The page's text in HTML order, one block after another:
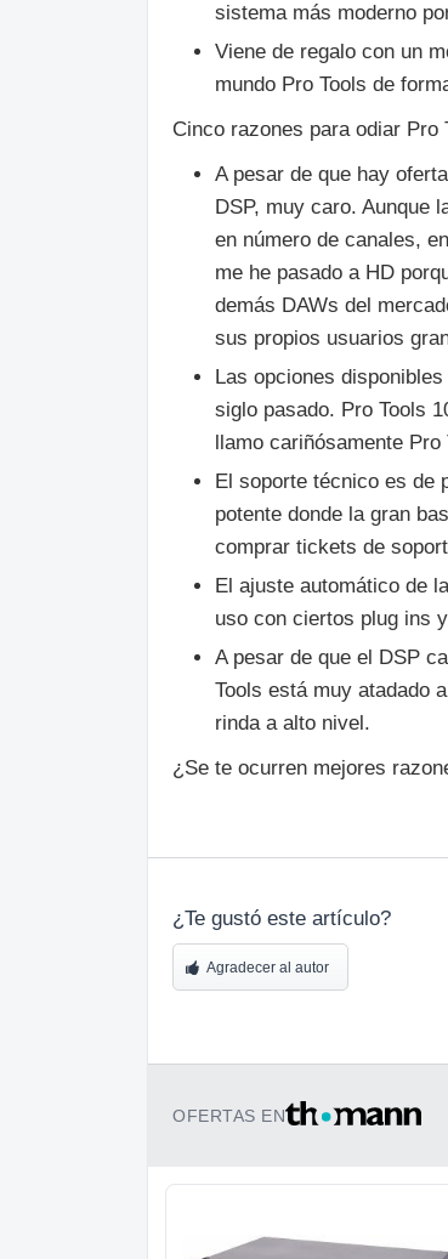
sistema más moderno
Viene de regalo con un
mundo Pro Tools de
Cinco razones para odiar Pro
A pesar de que hay
DSP, muy caro. Aunque
en número de canales,
me he pasado a HD
demás DAWs del
sus propios usuarios
Las opciones
siglo pasado. Pro Tools
llamo cariñósamente Pro
El soporte técnico es de
potente donde la gran
comprar tickets de
El ajuste automático de
uso con ciertos plug ins
A pesar de que el DSP
Tools está muy atadado
rinda a alto nivel.
¿Se te ocurren mejores
¿Te gustó este artículo?
Agradecer al autor
OFERTAS EN